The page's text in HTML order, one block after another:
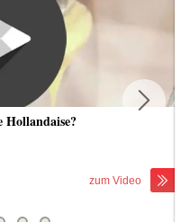
Hollandaise?
zum Video